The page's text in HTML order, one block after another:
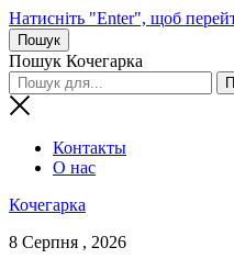
Натисніть "Enter", щоб
Пошук
Пошук Кочегарка
Контакты
О нас
Кочегарка
8 Серпня , 2026